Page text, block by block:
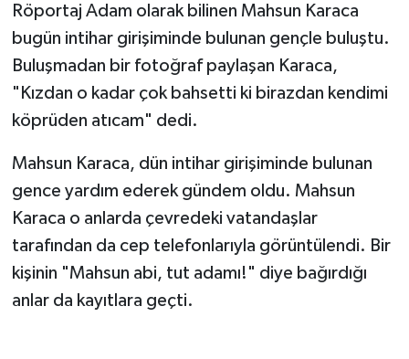
Röportaj Adam olarak bilinen Mahsun Karaca
bugün intihar girişiminde bulunan gençle buluştu.
Buluşmadan bir fotoğraf paylaşan Karaca,
"Kızdan o kadar çok bahsetti ki birazdan kendimi
köprüden atıcam" dedi.
Mahsun Karaca, dün intihar girişiminde bulunan
gence yardım ederek gündem oldu. Mahsun
Karaca o anlarda çevredeki vatandaşlar
tarafından da cep telefonlarıyla görüntülendi. Bir
kişinin "Mahsun abi, tut adamı!" diye bağırdığı
anlar da kayıtlara geçti.